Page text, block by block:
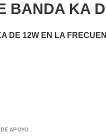
BANDA KA
DE 12W EN LA
APOYO